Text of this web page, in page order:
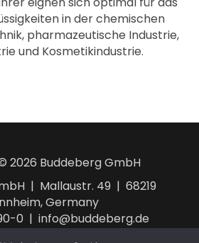
in der chemischen
pharmazeutische Industrie,
und Kosmetikindustrie.
2026 Buddeberg GmbH
| Mallaustr. 49 | 68219
Germany
0 | info@buddeberg.de